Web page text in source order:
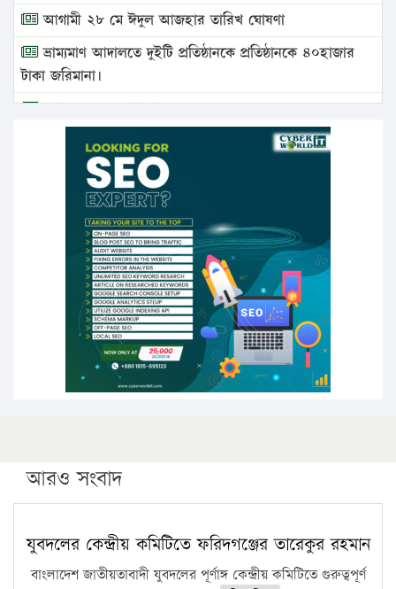
আগামী ২৮ মে ঈদুল আজহার তারিখ ঘোষণা
ভ্রাম্যমাণ আদালতে দুইটি প্রতিষ্ঠানকে প্রতিষ্ঠানকে ৪০হাজার
টাকা জরিমানা।
এবার লঞ্চের ভাড়া বাড়ল
১৭ থেকে ২১ শতাংশ বিদ্যুতের দাম বাড়ানোর প্রস্তাব পিডিবির
১৬ মে চাঁদপুর ও ২৫ মে ফেনী সফরে যাবেন প্রধানমন্ত্রী
উচ্চশিক্ষায় গৌরবময় অর্জন: পূর্ণ স্কলারশিপে যুক্তরাষ্ট্রে
পিএইচডি করছেন কুয়েটের কৃতি…
সারা দেশে বজ্রাঘাতে ১৪ জনের প্রাণহানি
কঠোর হচ্ছে এসএসসি ও এইচএসসি পরীক্ষা
ফরিদগঞ্জে আগুনে পুড়লো ৬ ব্যবসা প্রতিষ্ঠান
আরও সংবাদ
যুবদলের কেন্দ্রীয় কমিটিতে ফরিদগঞ্জের তারেকুর রহমান
বাংলাদেশ জাতীয়তাবাদী যুবদলের পূর্ণাঙ্গ কেন্দ্রীয় কমিটিতে গুরুত্বপূর্ণ